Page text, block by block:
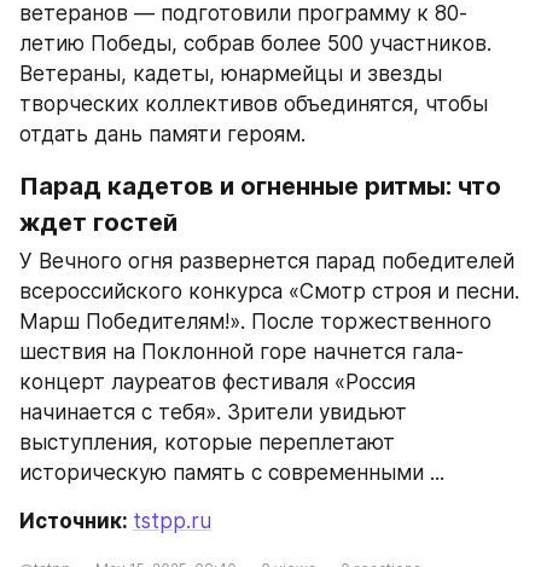
ветеранов — подготовили программу к 80-
летию Победы, собрав более 500 участников.
Ветераны, кадеты, юнармейцы и звезды
творческих коллективов объединятся, чтобы
отдать дань памяти героям.
Парад кадетов и огненные ритмы: что
ждет гостей
У Вечного огня развернется парад победителей
всероссийского конкурса «Смотр строя и песни.
Марш Победителям!». После торжественного
шествия на Поклонной горе начнется гала-
концерт лауреатов фестиваля «Россия
начинается с тебя». Зрители увидьют
выступления, которые переплетают
историческую память с современными ...
Источник: tstpp.ru